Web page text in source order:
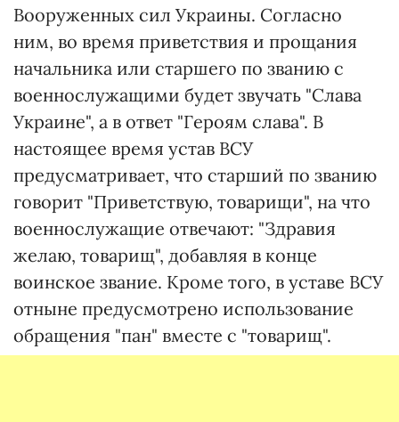
Вооруженных сил Украины. Согласно
ним, во время приветствия и прощания
начальника или старшего по званию с
военнослужащими будет звучать "Слава
Украине", а в ответ "Героям слава". В
настоящее время устав ВСУ
предусматривает, что старший по званию
говорит "Приветствую, товарищи", на что
военнослужащие отвечают: "Здравия
желаю, товарищ", добавляя в конце
воинское звание. Кроме того, в уставе ВСУ
отныне предусмотрено использование
обращения "пан" вместе с "товарищ".